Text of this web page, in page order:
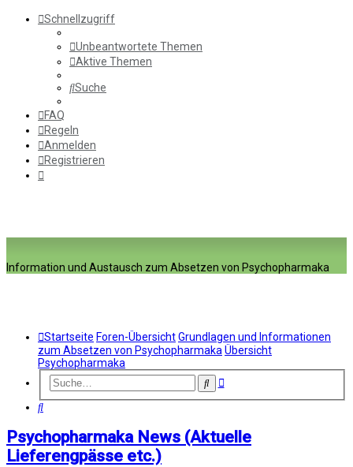
Schnellzugriff
Unbeantwortete Themen
Aktive Themen
Suche
FAQ
Regeln
Anmelden
Registrieren
Information und Austausch zum Absetzen von Psychopharmaka
Startseite Foren-ÜbersichtGrundlagen und Informationen
zum Absetzen von Psychopharmaka Übersicht
Psychopharmaka
SucheErweiterte
Suche
Psychopharmaka News (Aktuelle
Lieferengpässe etc.)